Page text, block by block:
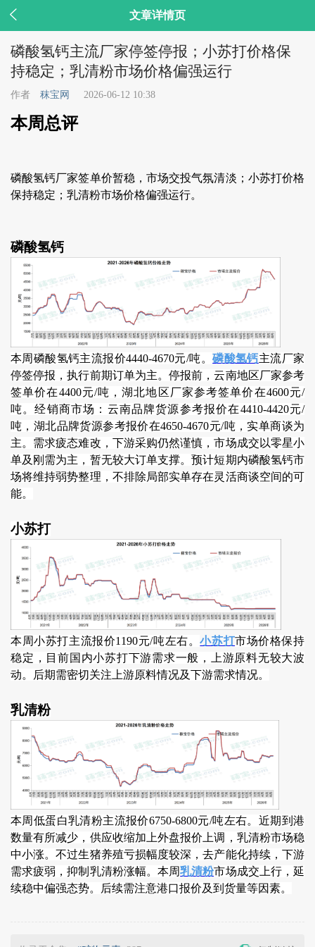
 文章详情页
磷酸氢钙主流厂家停签停报；小苏打价格保
持稳定；乳清粉市场价格偏强运行
作者 秣宝网 2026-06-12 10:38
本周总评
磷酸氢钙厂家签单价暂稳，市场交投气氛清淡；小苏打价格
保持稳定；乳清粉市场价格偏强运行。
磷酸氢钙
本周磷酸氢钙主流报价4440-4670元/吨。磷酸氢钙主流厂家
停签停报，执行前期订单为主。停报前，云南地区厂家参考
签单价在4400元/吨，湖北地区厂家参考签单价在4600元/
吨。经销商市场：云南品牌货源参考报价在4410-4420元/
吨，湖北品牌货源参考报价在4650-4670元/吨，实单商谈为
主。需求疲态难改，下游采购仍然谨慎，市场成交以零星小
单及刚需为主，暂无较大订单支撑。预计短期内磷酸氢钙市
场将维持弱势整理，不排除局部实单存在灵活商谈空间的可
能。
小苏打
本周小苏打主流报价1190元/吨左右。小苏打市场价格保持
稳定，目前国内小苏打下游需求一般，上游原料无较大波
动。后期需密切关注上游原料情况及下游需求情况。
乳清粉
本周低蛋白乳清粉主流报价6750-6800元/吨左右。近期到港
数量有所减少，供应收缩加上外盘报价上调，乳清粉市场稳
中小涨。不过生猪养殖亏损幅度较深，去产能化持续，下游
需求疲弱，抑制乳清粉涨幅。本周乳清粉市场成交上行，延
续稳中偏强态势。后续需注意港口报价及到货量等因素。